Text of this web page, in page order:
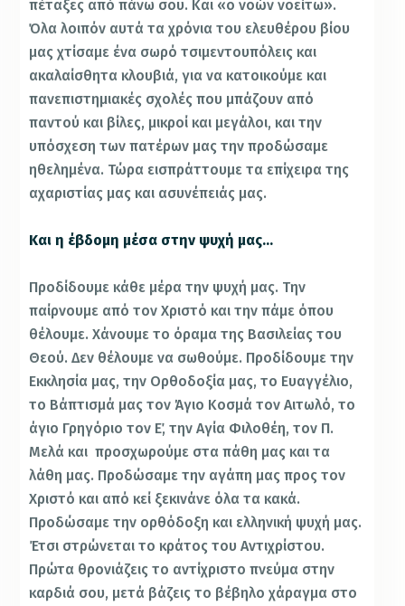
πέταξες από πάνω σου. Και «ο νοών νοείτω».
Όλα λοιπόν αυτά τα χρόνια του ελευθέρου βίου
μας χτίσαμε ένα σωρό τσιμεντουπόλεις και
ακαλαίσθητα κλουβιά, για να κατοικούμε και
πανεπιστημιακές σχολές που μπάζουν από
παντού και βίλες, μικροί και μεγάλοι, και την
υπόσχεση των πατέρων μας την προδώσαμε
ηθελημένα. Τώρα εισπράττουμε τα επίχειρα της
αχαριστίας μας και ασυνέπειάς μας.
Και η έβδομη μέσα στην ψυχή μας…
Προδίδουμε κάθε μέρα την ψυχή μας. Την
παίρνουμε από τον Χριστό και την πάμε όπου
θέλουμε. Χάνουμε το όραμα της Βασιλείας του
Θεού. Δεν θέλουμε να σωθούμε. Προδίδουμε την
Εκκλησία μας, την Ορθοδοξία μας, το Ευαγγέλιο,
το Βάπτισμά μας τον Άγιο Κοσμά τον Αιτωλό, το
άγιο Γρηγόριο τον Ε΄, την Αγία Φιλοθέη, τον Π.
Μελά και προσχωρούμε στα πάθη μας και τα
λάθη μας. Προδώσαμε την αγάπη μας προς τον
Χριστό και από κεί ξεκινάνε όλα τα κακά.
Προδώσαμε την ορθόδοξη και ελληνική ψυχή μας.
Έτσι στρώνεται το κράτος του Αντιχρίστου.
Πρώτα θρονιάζεις το αντίχριστο πνεύμα στην
καρδιά σου, μετά βάζεις το βέβηλο χάραγμα στο